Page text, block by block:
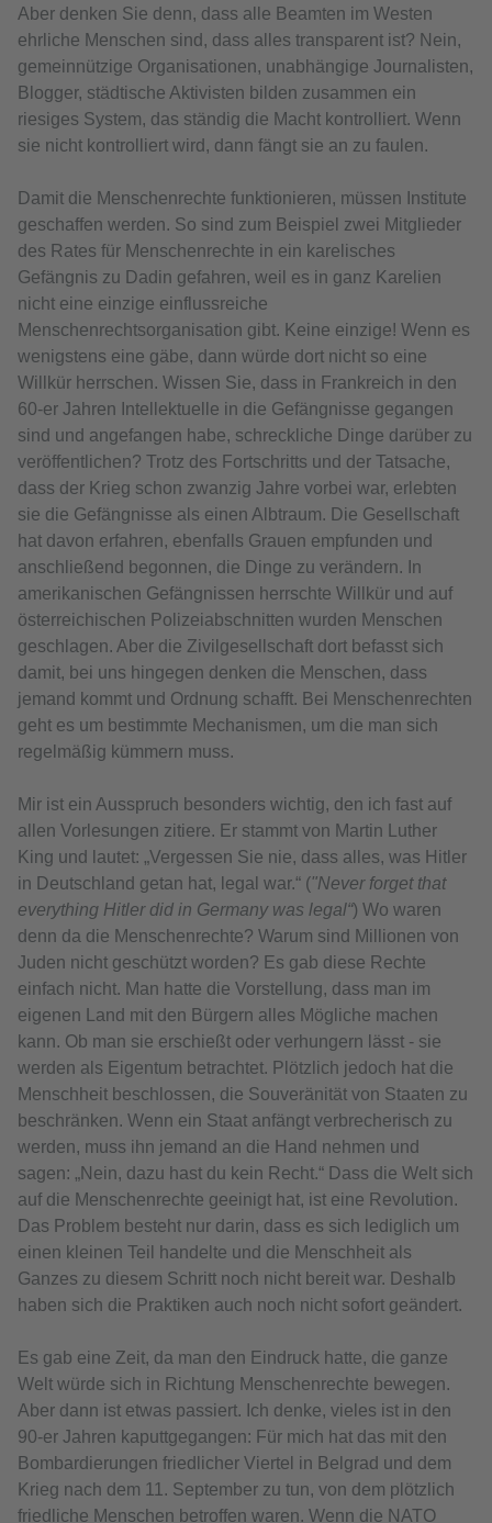
Aber denken Sie denn, dass alle Beamten im Westen
ehrliche Menschen sind, dass alles transparent ist? Nein,
gemeinnützige Organisationen, unabhängige Journalisten,
Blogger, städtische Aktivisten bilden zusammen ein
riesiges System, das ständig die Macht kontrolliert. Wenn
sie nicht kontrolliert wird, dann fängt sie an zu faulen.
Damit die Menschenrechte funktionieren, müssen Institute
geschaffen werden. So sind zum Beispiel zwei Mitglieder
des Rates für Menschenrechte in ein karelisches
Gefängnis zu Dadin gefahren, weil es in ganz Karelien
nicht eine einzige einflussreiche
Menschenrechtsorganisation gibt. Keine einzige! Wenn es
wenigstens eine gäbe, dann würde dort nicht so eine
Willkür herrschen. Wissen Sie, dass in Frankreich in den
60-er Jahren Intellektuelle in die Gefängnisse gegangen
sind und angefangen habe, schreckliche Dinge darüber zu
veröffentlichen? Trotz des Fortschritts und der Tatsache,
dass der Krieg schon zwanzig Jahre vorbei war, erlebten
sie die Gefängnisse als einen Albtraum. Die Gesellschaft
hat davon erfahren, ebenfalls Grauen empfunden und
anschließend begonnen, die Dinge zu verändern. In
amerikanischen Gefängnissen herrschte Willkür und auf
österreichischen Polizeiabschnitten wurden Menschen
geschlagen. Aber die Zivilgesellschaft dort befasst sich
damit, bei uns hingegen denken die Menschen, dass
jemand kommt und Ordnung schafft. Bei Menschenrechten
geht es um bestimmte Mechanismen, um die man sich
regelmäßig kümmern muss.
Mir ist ein Ausspruch besonders wichtig, den ich fast auf
allen Vorlesungen zitiere. Er stammt von Martin Luther
King und lautet: „Vergessen Sie nie, dass alles, was Hitler
in Deutschland getan hat, legal war.“ ("Never forget that
everything Hitler did in Germany was legal“) Wo waren
denn da die Menschenrechte? Warum sind Millionen von
Juden nicht geschützt worden? Es gab diese Rechte
einfach nicht. Man hatte die Vorstellung, dass man im
eigenen Land mit den Bürgern alles Mögliche machen
kann. Ob man sie erschießt oder verhungern lässt - sie
werden als Eigentum betrachtet. Plötzlich jedoch hat die
Menschheit beschlossen, die Souveränität von Staaten zu
beschränken. Wenn ein Staat anfängt verbrecherisch zu
werden, muss ihn jemand an die Hand nehmen und
sagen: „Nein, dazu hast du kein Recht.“ Dass die Welt sich
auf die Menschenrechte geeinigt hat, ist eine Revolution.
Das Problem besteht nur darin, dass es sich lediglich um
einen kleinen Teil handelte und die Menschheit als
Ganzes zu diesem Schritt noch nicht bereit war. Deshalb
haben sich die Praktiken auch noch nicht sofort geändert.
Es gab eine Zeit, da man den Eindruck hatte, die ganze
Welt würde sich in Richtung Menschenrechte bewegen.
Aber dann ist etwas passiert. Ich denke, vieles ist in den
90-er Jahren kaputtgegangen: Für mich hat das mit den
Bombardierungen friedlicher Viertel in Belgrad und dem
Krieg nach dem 11. September zu tun, von dem plötzlich
friedliche Menschen betroffen waren. Wenn die NATO